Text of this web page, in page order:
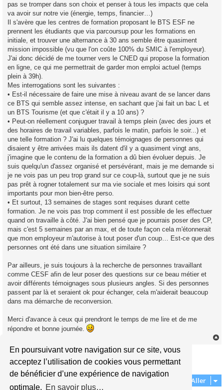
En poursuivant votre navigation sur ce site, vous
acceptez l’utilisation de cookies vous permettant
de bénéficier d’une expérience de navigation
optimale. En savoir plus…
pas se tromper dans son choix et penser à tous les impacts que cela
va avoir sur notre vie (énergie, temps, financier…)
Il s'avère que les centres de formation proposant le BTS ESF ne
prennent les étudiants que via parcoursup pour les formations en
initiale, et trouver une alternance à 30 ans semble être quasiment
mission impossible (vu que l'on coûte 100% du SMIC à l'employeur).
J'ai donc décidé de me tourner vers le CNED qui propose la formation
en ligne, ce qui me permettrait de garder mon emploi actuel (temps
plein à 39h).
Mes interrogations sont les suivantes :
• Est-il nécessaire de faire une mise à niveau avant de se lancer dans
ce BTS qui semble assez intense, en sachant que j'ai fait un bac L et
un BTS Tourisme (et que c'était il y a 10 ans) ?
• Peut-on réellement conjuguer travail à temps plein (avec des jours et
des horaires de travail variables, parfois le matin, parfois le soir...) et
une telle formation ? J'ai lu quelques témoignages de personnes qui
disaient y être arrivées mais ils datent d'il y a quasiment vingt ans,
j'imagine que le contenu de la formation a dû bien évoluer depuis. Je
suis quelqu'un d'assez organisé et persévérant, mais je me demande si
je ne vois pas un peu trop grand sur ce coup-là, surtout que je ne suis
pas prêt à rogner totalement sur ma vie sociale et mes loisirs qui sont
importants pour mon bien-être perso.
• Et surtout, 13 semaines de stages sont requises durant cette
formation. Je ne vois pas trop comment il est possible de les effectuer
quand on travaille à côté. J'ai bien pensé que je pourrais poser des CP,
mais c'est 5 semaines par an max, et de toute façon cela m'étonnerait
que mon employeur m'autorise à tout poser d'un coup… Est-ce que des
personnes ont été dans une situation similaire ?
Par ailleurs, je suis toujours à la recherche de personnes travaillant
comme CESF afin de leur poser des questions sur ce beau métier et
avoir différents témoignages sous plusieurs angles. Si des personnes
passent par là et seraient ok pour échanger, cela m'aiderait beaucoup
dans ma démarche de reconversion.
Merci d'avance à ceux qui prendront le temps de me lire et de me
répondre et bonne journée.
Répondre
1 message • Page1sur1
Aller